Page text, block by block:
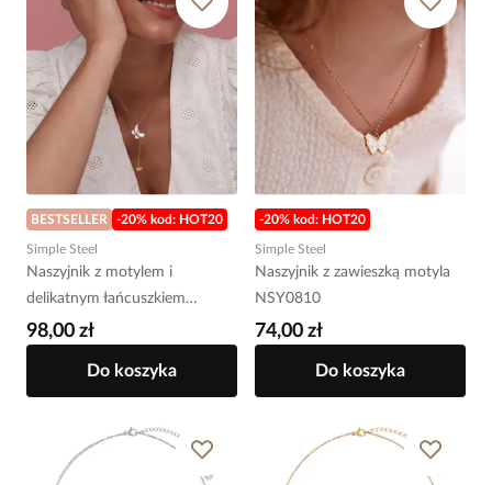
BESTSELLER -20% kod: HOT20
Simple Steel
Naszyjnik z motylem i
delikatnym łańcuszkiem
NSY0877
98,00 zł
Do koszyka
-20% kod: HOT20
Simple Steel
Naszyjnik z zawieszką motyla
NSY0810
74,00 zł
Do koszyka